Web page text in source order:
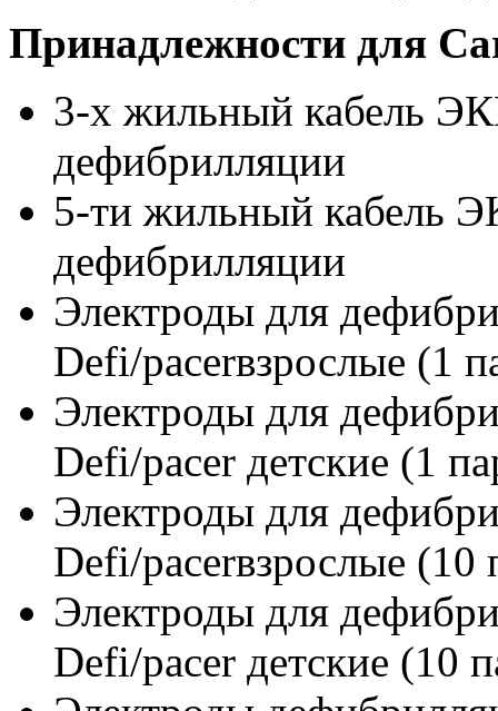
Принадлежности для
3-х жильный кабель
дефибрилляции
5-ти жильный кабель
дефибрилляции
Электроды для
Defi/pacerвзрослые (1
Электроды для
Defi/pacer детские (1
Электроды для
Defi/pacerвзрослые (10
Электроды для
Defi/pacer детские (10